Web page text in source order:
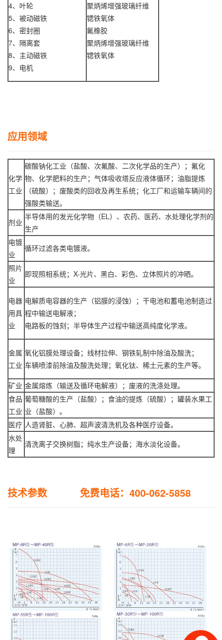
4、叶轮
5、被动磁铁
6、密封圈
7、隔离套
8、主动磁铁
9、电机
聚炳烯增强玻璃纤维
锶铁氧体
氟橡胶
聚炳烯增强玻璃纤维
锶铁氧体
应用领域
化学
工业
碳酸钠化工业（盐酸、次氟酸、二次化学品的生产）；氟化
物、化学肥料的生产；气体吸收塔反应液体循环；油脂提炼
（硫酸）；废酸类的回收及再生系统；化工厂和运输车辆间的
强酸类输送。
剂业
半导体用的发光化学物（EL）、农药、医药、水处理化学剂的
生产
电镀
业
循环过滤各类电镀液。
照片
业
即现照相系统；X-光片、黑白、彩色、立体照片的冲晒。
电器
用具
业
电解质电容器的生产（铝膜的浸蚀）；干电池和蓄电池制造过
程中输送电解液；
电路板的蚀刻；半导体生产过程中输送高纯度化学液。
金属
工业
氧化铝膜处理设备；线材拉伸、钢铁轧制中除油及酸洗；
车辆喷漆前除油及酸洗处理；氧化钛、稀土元素的生产等。
矿业 金属熔炼（输送及循环电解液）；废液的洗涤处理。
食品
工业
葡萄糖酸的生产（盐酸）；食油的提炼（硫酸）；罐装水果工
业（盐酸）。
医疗 人造肾脏、心肺、超声波清洗机及各种医疗设备。
水处
理
清洗离子交换树脂；纯水生产设备；海水淡化设备。
技术参数 免费电话：400-062-5858